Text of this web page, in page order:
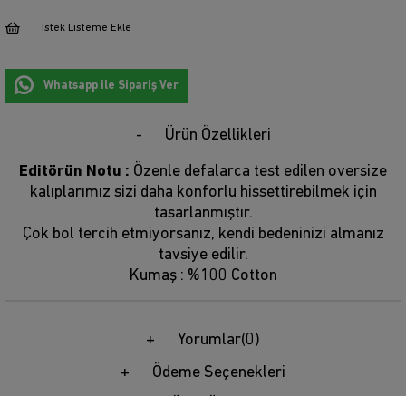
İstek Listeme Ekle
Whatsapp ile Sipariş Ver
Ürün Özellikleri
Editörün Notu : Özenle defalarca test edilen oversize
kalıplarımız sizi daha konforlu hissettirebilmek için
tasarlanmıştır.
Çok bol tercih etmiyorsanız, kendi bedeninizi almanız
tavsiye edilir.
Kumaş : %100 Cotton
Yorumlar(0)
Ödeme Seçenekleri